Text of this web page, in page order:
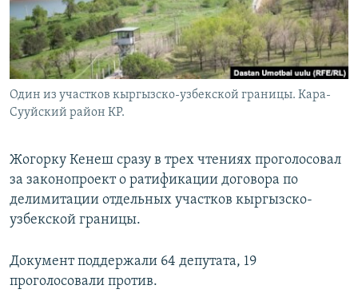
Один из участков кыргызско-узбекской границы. Кара-
Сууйский район КР.
Жогорку Кенеш сразу в трех чтениях проголосовал
за законопроект о ратификации договора по
делимитации отдельных участков кыргызско-
узбекской границы.
Документ поддержали 64 депутата, 19
проголосовали против.